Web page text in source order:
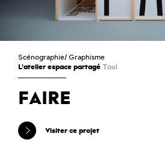
Scénographie/ Graphisme
L'atelier espace partagé Toul
FAIRE
Visiter ce projet